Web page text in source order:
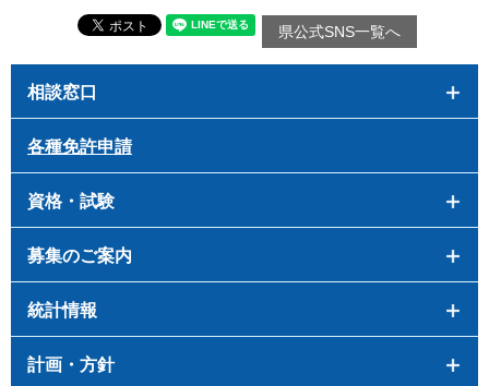
県公式SNS一覧へ
相談窓口
各種免許申請
資格・試験
募集のご案内
統計情報
計画・方針